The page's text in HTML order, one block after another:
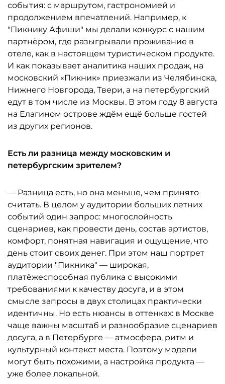
события: с маршрутом, гастрономией и
продолжением впечатлений. Например, к
"Пикнику Афиши" мы делали конкурс с нашим
партнёром, где разыгрывали проживание в
отеле, как в настоящем туристическом продукте.
И как показывает аналитика наших продаж, на
московский «Пикник» приезжали из Челябинска,
Нижнего Новгорода, Твери, а на петербургский
едут в том числе из Москвы. В этом году 8 августа
на Елагином острове ждём ещё больше гостей
из других регионов.
Есть ли разница между московским и
петербургским зрителем?
— Разница есть, но она меньше, чем принято
считать. В целом у аудитории больших летних
событий один запрос: многослойность
сценариев, как провести день, состав артистов,
комфорт, понятная навигация и ощущение, что
день стоит своих денег. При этом наш портрет
аудитории "Пикника" — широкая,
платёжеспособная публика с высокими
требованиями к качеству досуга, и в этом
смысле запросы в двух столицах практически
идентичны. Но есть нюансы в оттенках: в Москве
чаще важны масштаб и разнообразие сценариев
досуга, а в Петербурге — атмосфера, ритм и
культурный контекст места. Поэтому модели
могут быть похожими, а настройка продукта —
уже более локальной.